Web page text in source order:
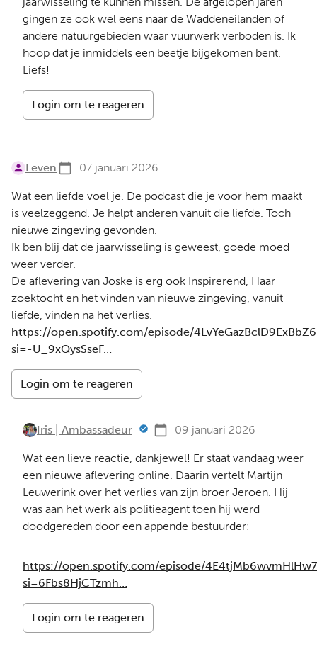
gingen ze ook wel eens naar de Waddeneilanden of
andere natuurgebieden waar vuurwerk verboden is. Ik
hoop dat je inmiddels een beetje bijgekomen bent.
Liefs!
Login om te reageren
Leven 07 januari 2026
Wat een liefde voel je. De podcast die je voor hem maakt
is veelzeggend. Je helpt anderen vanuit die liefde. Toch
nieuwe zingeving gevonden.
Ik ben blij dat de jaarwisseling is geweest, goede moed
weer verder.
De aflevering van Joske is erg ook Inspirerend, Haar
zoektocht en het vinden van nieuwe zingeving, vanuit
liefde, vinden na het verlies.
https://open.spotify.com/episode/
si=-U_9xQysSseF…
Login om te reageren
Iris | Ambassadeur 09 januari 2026
Wat een lieve reactie, dankjewel! Er staat vandaag weer
een nieuwe aflevering online. Daarin vertelt Martijn
Leuwerink over het verlies van zijn broer Jeroen. Hij
was aan het werk als politieagent toen hij werd
doodgereden door een appende bestuurder:
https://open.spotify.com/episode/
si=6Fbs8HjCTzmh…
Login om te reageren